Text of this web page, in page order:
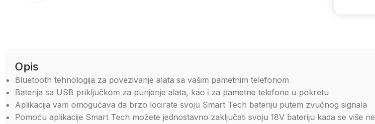
Opis
Bluetooth tehnologija za povezivanje alata sa vašim pametnim telefonom
Baterija sa USB priključkom za punjenje alata, kao i za pametne telefone u pokretu
Aplikacija vam omogućava da brzo locirate svoju Smart Tech bateriju putem zvučnog signala
Pomoću aplikacije Smart Tech možete jednostavno zaključati svoju 18V bateriju kada se više ne